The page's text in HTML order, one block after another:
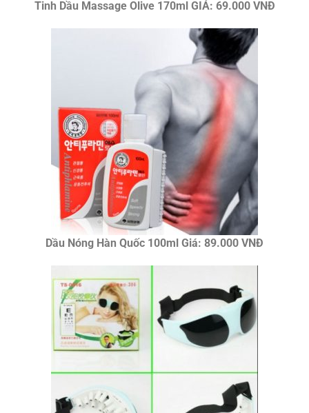
Tinh Dầu Massage Olive 170ml GIÁ: 69.000 VNĐ
Dầu Nóng Hàn Quốc 100ml Giá: 89.000 VNĐ